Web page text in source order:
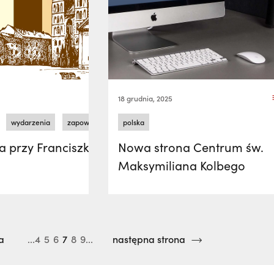
wydarzenia zapowiedzi zaproszenia
przy Franciszkańskiej –
18 grudnia, 2025
polska
Nowa strona Centrum św.
Maksymiliana Kolbego
...4 5 6 7 8 9... następna strona